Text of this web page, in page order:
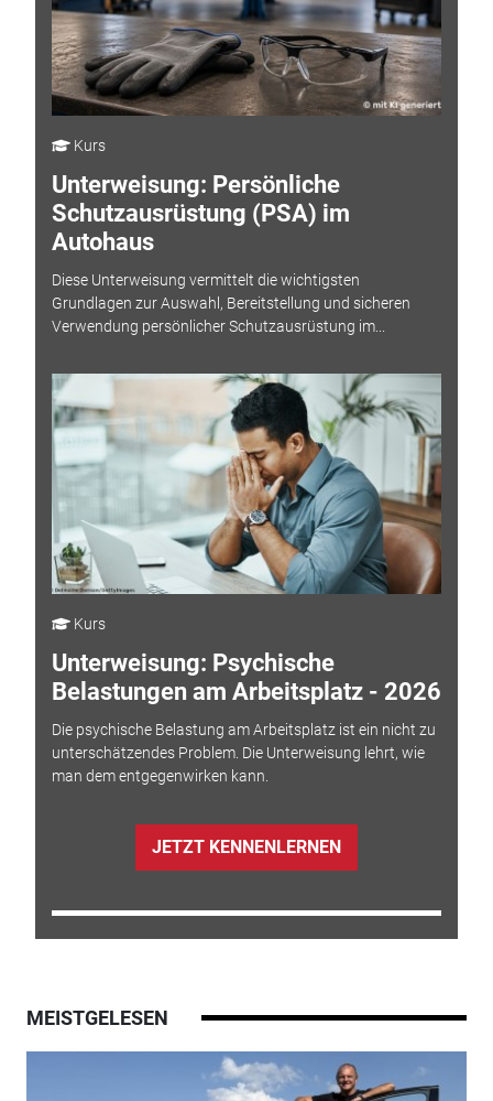
Kurs
Unterweisung: Persönliche
Schutzausrüstung (PSA) im
Autohaus
Diese Unterweisung vermittelt die wichtigsten
Grundlagen zur Auswahl, Bereitstellung und sicheren
Verwendung persönlicher Schutzausrüstung im...
Kurs
Unterweisung: Psychische
Belastungen am Arbeitsplatz - 2026
Die psychische Belastung am Arbeitsplatz ist ein nicht zu
unterschätzendes Problem. Die Unterweisung lehrt, wie
man dem entgegenwirken kann.
JETZT KENNENLERNEN
MEISTGELESEN